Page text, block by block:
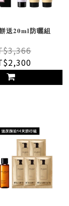
送20ml防曬組